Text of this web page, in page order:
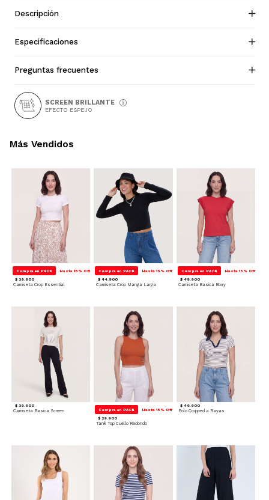
Descripción
Especificaciones
Preguntas frecuentes
SCREEN BRILLANTE
EFECTO ESPEJO
Compra en PACK Hasta 15% Off
$ 39.900
Camiseta Crop Essential
Compra en PACK Hasta 15% Off
$ 44.900
Camiseta Crop Manga Larga
Compra en PACK Hasta 15% Off
$ 49.900
Camiseta Basica Boxy
$ 39.900
Camiseta Basica Screen Compra en PACK Hasta 15% Off
$ 29.900
Tank Top Cuello Redondo
$ 49.900
Polo Cropped a Rayas
Más Vendidos